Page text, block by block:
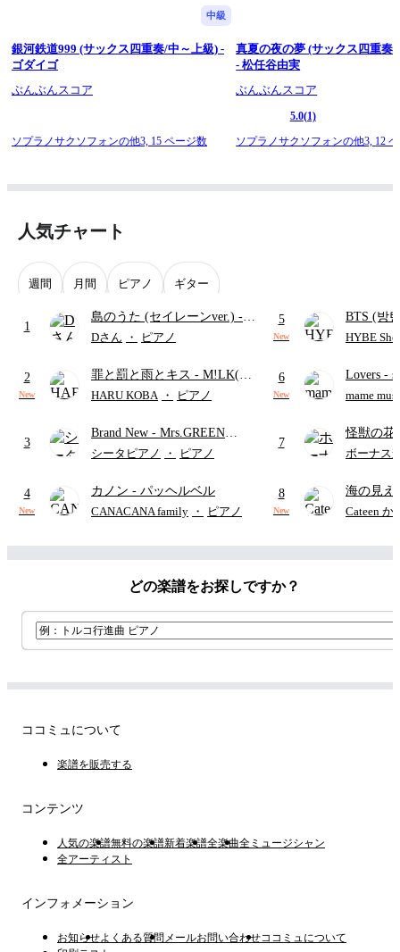
中級
銀河鉄道999 (サックス四重奏/中～上級) -
ゴダイゴ
ぶんぶんスコア
ソプラノサクソフォンの他3, 15 ページ数
真夏の夜の夢 (サックス四重奏/
- 松任谷由実
ぶんぶんスコア
5.0(1)
ソプラノサクソフォンの他3, 12
人気チャート
週間 月間 ピアノ ギター
1
島のうた (セイレーンver.) -
セイレーン(CV.鈴木みのり)
ード・ペダル付き/『映画ちい
かわ 人魚の島のひみつ』よ
Dさん ・ ピアノ
2
New
罪と罰と雨とキス - M!LK(佐
野勇斗&吉田仁人)
HARU KOBA ・ ピアノ
3
Brand New - Mrs.GREEN
APPLE
シータピアノ ・ ピアノ
4
New
カノン - パッヘルベル
CANACANA family ・ ピアノ
5
New
BTS (방
HYBE
6
New
Lovers -
ト)
mame
7
怪獣の
ードパー
ボーナス
8
New
海の見
Cateen か
どの楽譜をお探しですか？
ココミュについて
楽譜を販売する
コンテンツ
人気の楽譜無料の楽譜新着楽譜全楽曲全ミュージシャン
全アーティスト
インフォメーション
お知らせよくある質問 メールお問い合わせココミュについて